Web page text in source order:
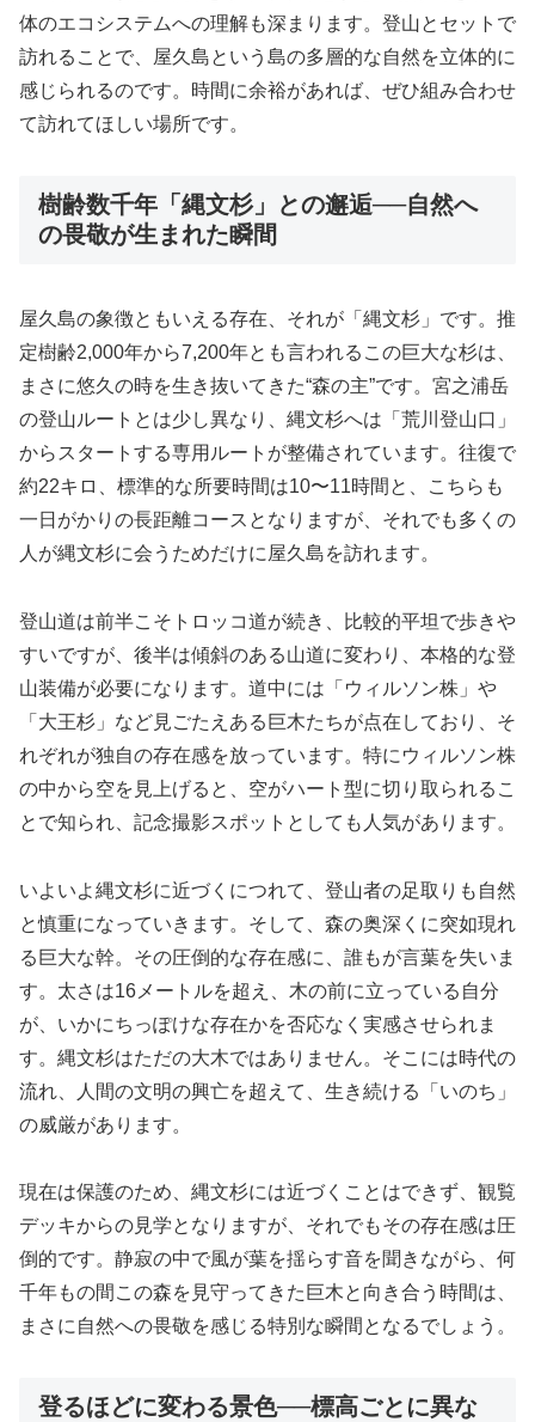
体のエコシステムへの理解も深まります。登山とセットで
訪れることで、屋久島という島の多層的な自然を立体的に
感じられるのです。時間に余裕があれば、ぜひ組み合わせ
て訪れてほしい場所です。
樹齢数千年「縄文杉」との邂逅──自然へ
の畏敬が生まれた瞬間
屋久島の象徴ともいえる存在、それが「縄文杉」です。推
定樹齢2,000年から7,200年とも言われるこの巨大な杉は、
まさに悠久の時を生き抜いてきた“森の主”です。宮之浦岳
の登山ルートとは少し異なり、縄文杉へは「荒川登山口」
からスタートする専用ルートが整備されています。往復で
約22キロ、標準的な所要時間は10〜11時間と、こちらも
一日がかりの長距離コースとなりますが、それでも多くの
人が縄文杉に会うためだけに屋久島を訪れます。
登山道は前半こそトロッコ道が続き、比較的平坦で歩きや
すいですが、後半は傾斜のある山道に変わり、本格的な登
山装備が必要になります。道中には「ウィルソン株」や
「大王杉」など見ごたえある巨木たちが点在しており、そ
れぞれが独自の存在感を放っています。特にウィルソン株
の中から空を見上げると、空がハート型に切り取られるこ
とで知られ、記念撮影スポットとしても人気があります。
いよいよ縄文杉に近づくにつれて、登山者の足取りも自然
と慎重になっていきます。そして、森の奥深くに突如現れ
る巨大な幹。その圧倒的な存在感に、誰もが言葉を失いま
す。太さは16メートルを超え、木の前に立っている自分
が、いかにちっぽけな存在かを否応なく実感させられま
す。縄文杉はただの大木ではありません。そこには時代の
流れ、人間の文明の興亡を超えて、生き続ける「いのち」
の威厳があります。
現在は保護のため、縄文杉には近づくことはできず、観覧
デッキからの見学となりますが、それでもその存在感は圧
倒的です。静寂の中で風が葉を揺らす音を聞きながら、何
千年もの間この森を見守ってきた巨木と向き合う時間は、
まさに自然への畏敬を感じる特別な瞬間となるでしょう。
登るほどに変わる景色──標高ごとに異な